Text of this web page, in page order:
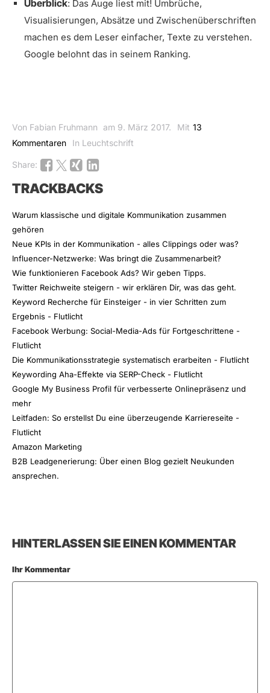
Überblick: Das Auge liest mit! Umbrüche,
Visualisierungen, Absätze und Zwischenüberschriften
machen es dem Leser einfacher, Texte zu verstehen.
Google belohnt das in seinem Ranking.
Von Fabian Fruhmann am 9. März 2017. Mit 13
Kommentaren
In Leuchtschrift
Share:
TRACKBACKS
Warum klassische und digitale Kommunikation zusammen
gehören
Neue KPIs in der Kommunikation - alles Clippings oder was?
Influencer-Netzwerke: Was bringt die Zusammenarbeit?
Wie funktionieren Facebook Ads? Wir geben Tipps.
Twitter Reichweite steigern - wir erklären Dir, was das geht.
Keyword Recherche für Einsteiger - in vier Schritten zum
Ergebnis - Flutlicht
Facebook Werbung: Social-Media-Ads für Fortgeschrittene -
Flutlicht
Die Kommunikationsstrategie systematisch erarbeiten - Flutlicht
Keywording Aha-Effekte via SERP-Check - Flutlicht
Google My Business Profil für verbesserte Onlinepräsenz und
mehr
Leitfaden: So erstellst Du eine überzeugende Karriereseite -
Flutlicht
Amazon Marketing
B2B Leadgenerierung: Über einen Blog gezielt Neukunden
ansprechen.
HINTERLASSEN SIE EINEN KOMMENTAR
Ihr Kommentar